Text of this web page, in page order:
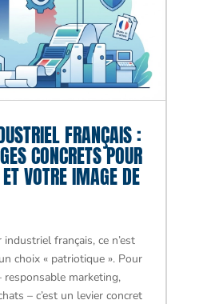
FRANÇAIS :
CONCRETS POUR
VOTRE IMAGE DE
français, ce n’est
choix « patriotique ». Pour
responsable marketing,
– c’est un levier concret